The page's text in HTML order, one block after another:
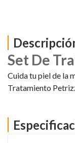
Set De
Cuida tu piel de la
Tratamiento